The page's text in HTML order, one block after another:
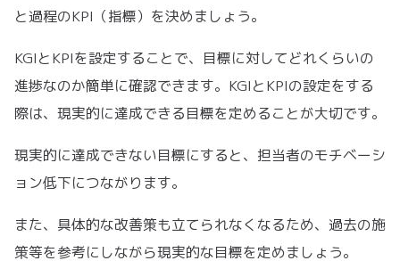
と過程のKPI（指標）を決めましょう。
KGIとKPIを設定することで、目標に対してどれくらいの
進捗なのか簡単に確認できます。KGIとKPIの設定をする
際は、現実的に達成できる目標を定めることが大切です。
現実的に達成できない目標にすると、担当者のモチベーシ
ョン低下につながります。
また、具体的な改善策も立てられなくなるため、過去の施
策等を参考にしながら現実的な目標を定めましょう。